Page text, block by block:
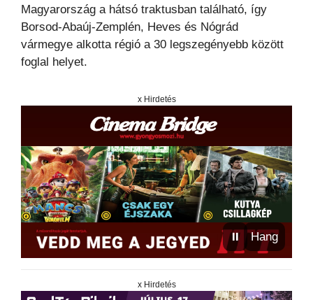
Magyarország a hátsó traktusban található, így
Borsod-Abaúj-Zemplén, Heves és Nógrád
vármegye alkotta régió a 30 legszegényebb között
foglal helyet.
x Hirdetés
⏸ Hang
x Hirdetés